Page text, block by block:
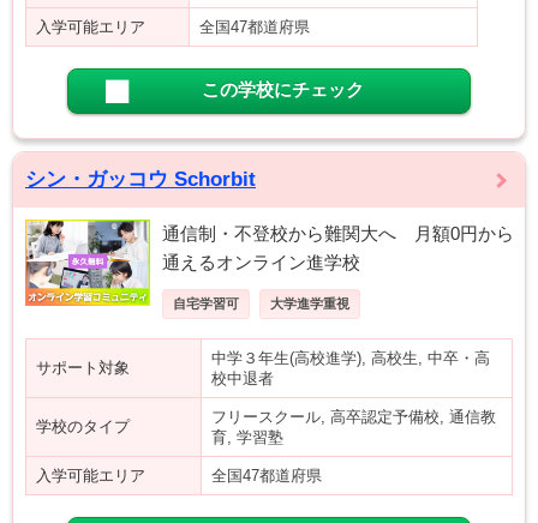
入学可能エリア 全国47都道府県
この学校にチェック
シン・ガッコウ Schorbit
通信制・不登校から難関大へ 月額0円から
通えるオンライン進学校
自宅学習可 大学進学重視
サポート対象
中学３年生(高校進学), 高校生, 中卒・高
校中退者
学校のタイプ
フリースクール, 高卒認定予備校, 通信教
育, 学習塾
入学可能エリア 全国47都道府県